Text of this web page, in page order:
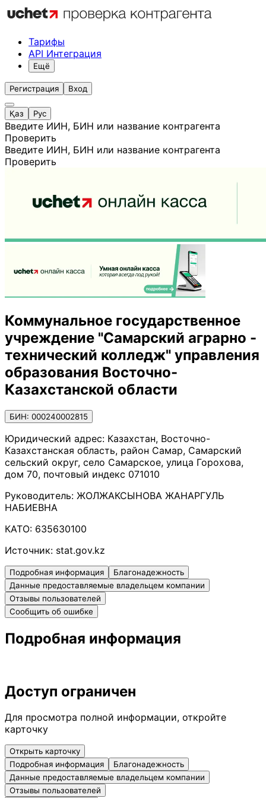
Тарифы
API Интеграция
Ещё
Регистрация Вход
Қаз Рус
Введите ИИН, БИН или название контрагента
Проверить
Введите ИИН, БИН или название контрагента
Проверить
Коммунальное государственное
учреждение "Самарский аграрно -
технический колледж" управления
образования Восточно-
Казахстанской области
БИН: 000240002815
Юридический адрес: Казахстан, Восточно-
Казахстанская область, район Самар, Самарский
сельский округ, село Самарское, улица Горохова,
дом 70, почтовый индекс 071010
Руководитель: ЖОЛЖАКСЫНОВА ЖАНАРГУЛЬ
НАБИЕВНА
КАТО: 635630100
Источник: stat.gov.kz
Подробная информация
Благонадежность
Данные предоставляемые владельцем компании
Отзывы пользователей
Сообщить об ошибке
Подробная информация
Доступ ограничен
Для просмотра полной информации, откройте
карточку
Открыть карточку
Подробная информация
Благонадежность
Данные предоставляемые владельцем компании
Отзывы пользователей